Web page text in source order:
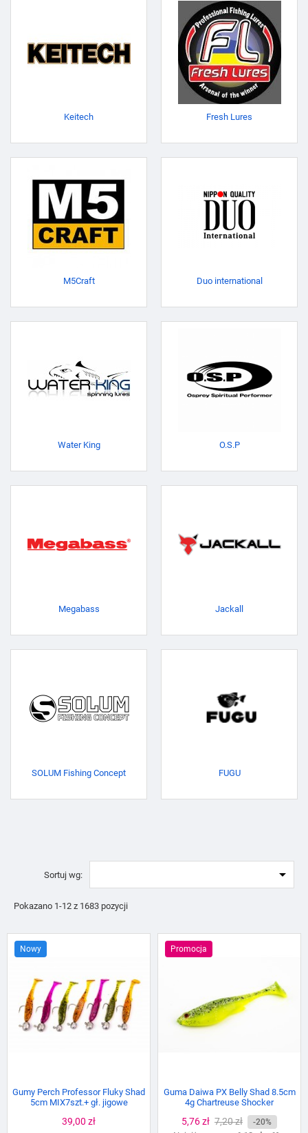
Keitech Fresh Lures
M5Craft Duo international
Water King O.S.P
Megabass Jackall
SOLUM Fishing Concept FUGU
Sortuj wg: 
Pokazano 1-12 z 1683 pozycji
Nowy
Gumy Perch Professor Fluky Shad
5cm MIX7szt.+ gł. jigowe
Cena
39,00 zł
Promocja
Guma Daiwa PX Belly Shad 8.5cm
4g Chartreuse Shocker
Cena
5,76 zł Cena
7,20 zł -20%